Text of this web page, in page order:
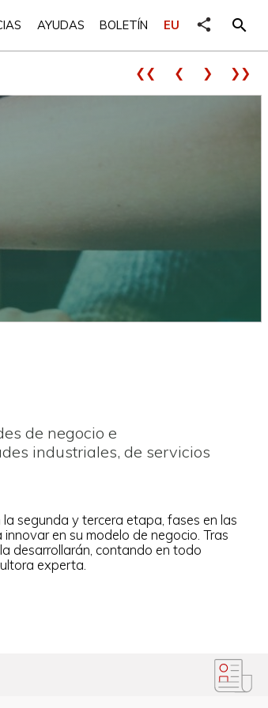
AYUDAS BOLETÍN EU share search
❮❮ ❮ ❯ ❯❯
de negocio e
industriales, de servicios
segunda y tercera etapa, fases en las
en su modelo de negocio. Tras
desarrollarán, contando en todo
experta.